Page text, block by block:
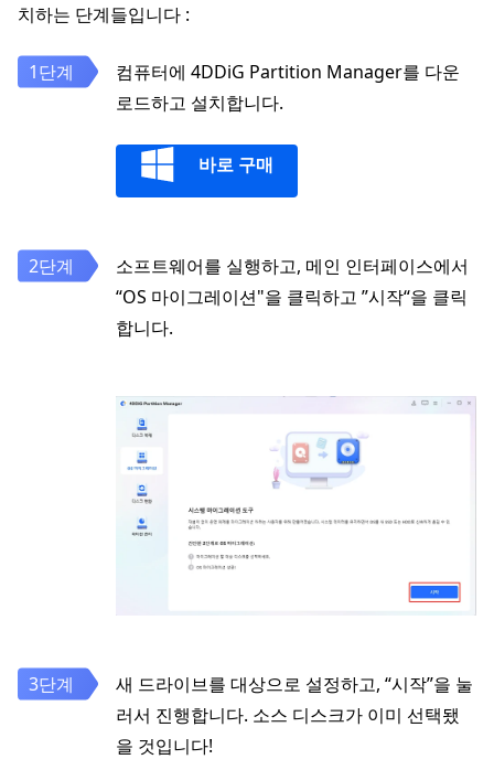
치하는 단계들입니다 :
컴퓨터에 4DDiG Partition Manager를 다운
로드하고 설치합니다.
바로 구매
소프트웨어를 실행하고, 메인 인터페이스에서
“OS 마이그레이션"을 클릭하고 ”시작“을 클릭
합니다.
새 드라이브를 대상으로 설정하고, “시작”을 눌
러서 진행합니다. 소스 디스크가 이미 선택됐
을 것입니다!